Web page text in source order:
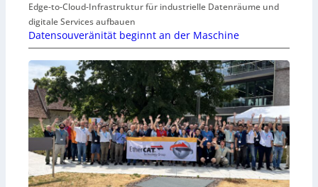
Edge-to-Cloud-Infrastruktur für industrielle Datenräume und
digitale Services aufbauen
Datensouveränität beginnt an der Maschine